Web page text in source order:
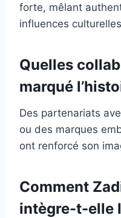
forte, mêlant
influences
Quelles
marqué
Des partenariats
ou des marques
ont renforcé son
Comment
intègre-t-elle